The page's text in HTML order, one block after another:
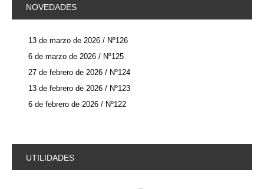
NOVEDADES
13 de marzo de 2026 / Nº126
6 de marzo de 2026 / Nº125
27 de febrero de 2026 / Nº124
13 de febrero de 2026 / Nº123
6 de febrero de 2026 / Nº122
UTILIDADES